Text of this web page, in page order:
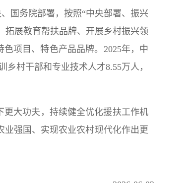
国务院部署，按照“中央部署、振兴
拓展教育帮扶品牌、开展乡村振兴领
项目、特色产品品牌。2025年，中
村干部和专业技术人才8.55万人，
更大功夫，持续健全优化援扶工作机
强国、实现农业农村现代化作出更